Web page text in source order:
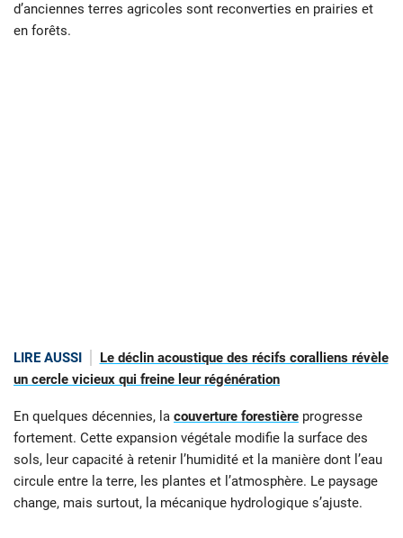
d’anciennes terres agricoles sont reconverties en prairies et
en forêts.
LIRE AUSSI
Le déclin acoustique des récifs coralliens révèle
un cercle vicieux qui freine leur régénération
En quelques décennies, la couverture forestière progresse
fortement. Cette expansion végétale modifie la surface des
sols, leur capacité à retenir l’humidité et la manière dont l’eau
circule entre la terre, les plantes et l’atmosphère. Le paysage
change, mais surtout, la mécanique hydrologique s’ajuste.